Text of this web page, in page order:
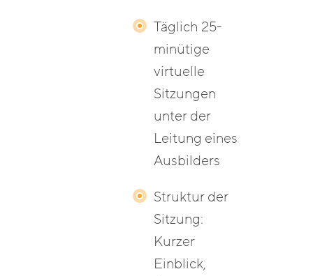
Täglich 25-
minütige
virtuelle
Sitzungen
unter der
Leitung eines
Ausbilders
Struktur der
Sitzung:
Kurzer
Einblick,